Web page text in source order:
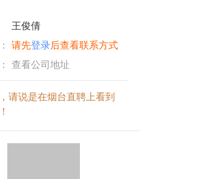
王俊倩
请先登录后查看联系方式
查看公司地址
请说是在烟台直聘上看到